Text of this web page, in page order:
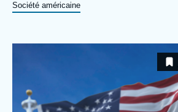
Nous soutenir
Société américaine